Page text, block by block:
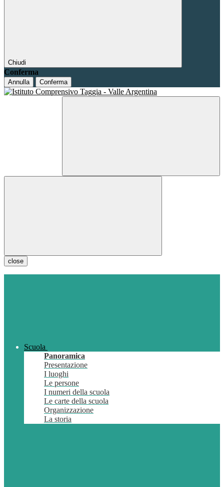
Chiudi
Conferma
Annulla Conferma
close
Scuola
Panoramica
Presentazione
I luoghi
Le persone
I numeri della scuola
Le carte della scuola
Organizzazione
La storia